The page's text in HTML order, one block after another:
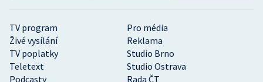
TV program
Pro média
Živé vysílání
Reklama
TV poplatky
Studio Brno
Teletext
Studio Ostrava
Podcasty
Rada ČT